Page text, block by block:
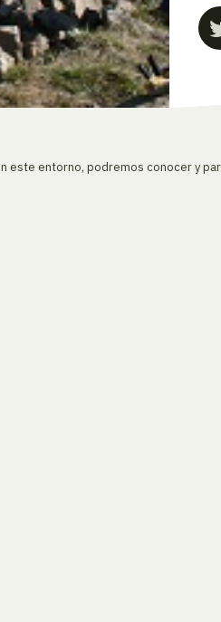
este entorno, podremos conocer y